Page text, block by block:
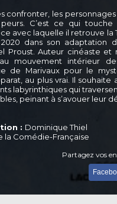
confronter, les
C’est ce qui touche
avec laquelle il retrouve la
dans son adaptation
Proust. Auteur cinéaste et
mouvement intérieur
de Marivaux pour le
au plus vrai. Il souhaite
labyrinthiques qui
peinant à s’avouer leur
: Dominique Thiel
la Comédie-Française
Partagez vos